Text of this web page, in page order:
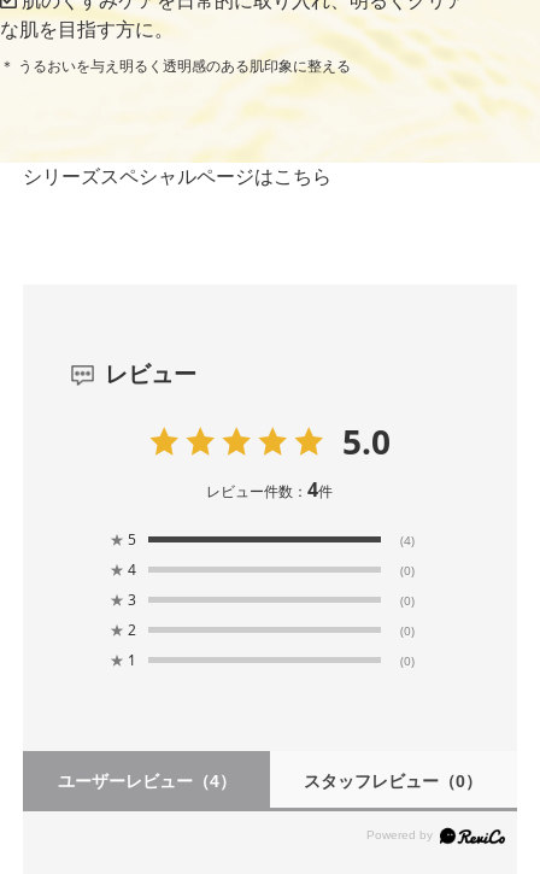
な肌を目指す方に。
＊ うるおいを与え明るく透明感のある肌印象に整える
シリーズスペシャルページはこちら
レビュー
5.0
レビュー件数：4件
★ 5 (4)
★ 4 (0)
★ 3 (0)
★ 2 (0)
★ 1 (0)
ユーザーレビュー（4） スタッフレビュー （0）